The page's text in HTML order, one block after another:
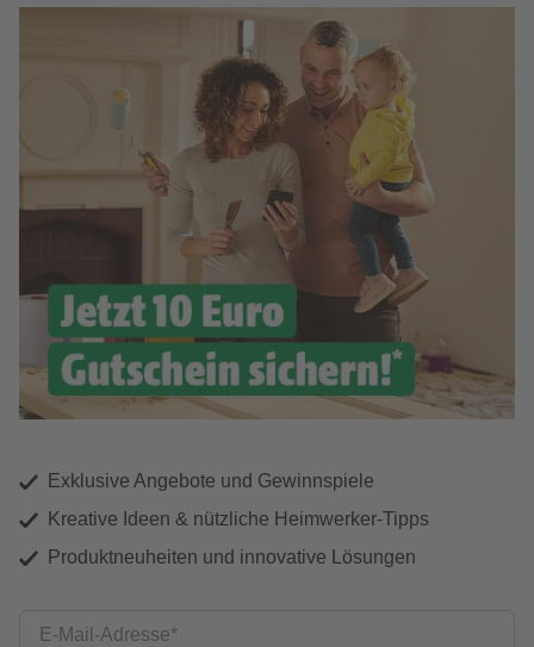
Exklusive Angebote und Gewinnspiele
Kreative Ideen & nützliche Heimwerker-Tipps
Produktneuheiten und innovative Lösungen
E-Mail-Adresse